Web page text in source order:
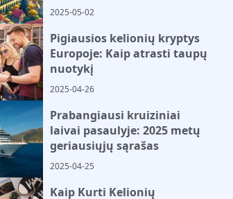
2025-05-02
Pigiausios kelionių kryptys
Europoje: Kaip atrasti taupų
nuotykį
2025-04-26
Prabangiausi kruiziniai
laivai pasaulyje: 2025 metų
geriausiųjų sąrašas
2025-04-25
Kaip Kurti Kelionių